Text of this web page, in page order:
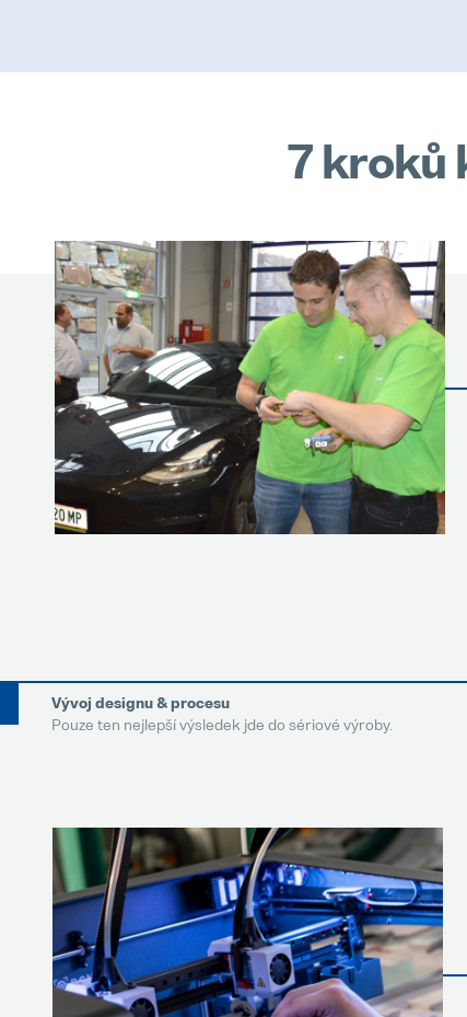
7 kroků
Vývoj designu & procesu
Pouze ten nejlepší výsledek jde do sériové výroby.